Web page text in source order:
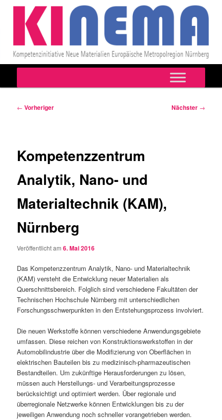
Beitragsnavigation
← Vorheriger Nächster →
Kompetenzzentrum
Analytik, Nano- und
Materialtechnik (KAM),
Nürnberg
Veröffentlicht am6. Mai 2016
Das Kompetenzzentrum Analytik, Nano- und Materialtechnik
(KAM) versteht die Entwicklung neuer Materialien als
Querschnittsbereich. Folglich sind verschiedene Fakultäten der
Technischen Hochschule Nürnberg mit unterschiedlichen
Forschungsschwerpunkten in den Entstehungsprozess involviert.
Die neuen Werkstoffe können verschiedene Anwendungsgebiete
umfassen. Diese reichen von Konstruktionswerkstoffen in der
Automobilindustrie über die Modifizierung von Oberflächen in
elektrischen Bauteilen bis zu medizinisch-pharmazeutischen
Bestandteilen. Um zukünftige Herausforderungen zu lösen,
müssen auch Herstellungs- und Verarbeitungsprozesse
berücksichtigt und optimiert werden. Über regionale und
überregionale Netzwerke können Entwicklungen bis zu der
jeweiligen Anwendung noch schneller vorangetrieben werden.